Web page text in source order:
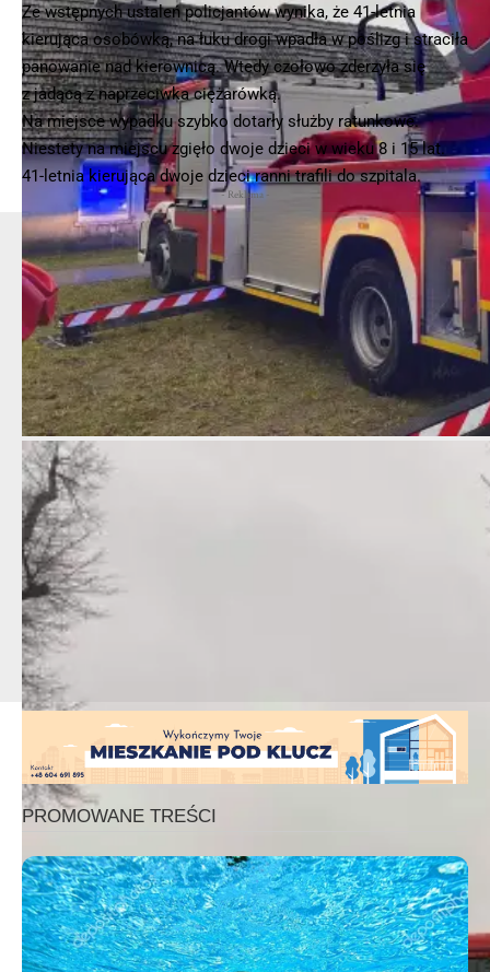
OSP KSRG Szamocin
OSP KSRG Szamocin
Ze wstępnych ustaleń policjantów wynika, że 41-letnia
kierująca osobówką, na łuku drogi wpadła w poślizg i straciła
panowanie nad kierownicą. Wtedy czołowo zderzyła się
z jadącą z naprzeciwka ciężarówką.
Na miejsce wypadku szybko dotarły służby ratunkowe.
Niestety na miejscu zgięło dwoje dzieci w wieku 8 i 15 lat.
41-letnia kierująca dwoje dzieci ranni trafili do szpitala.
- Reklama -